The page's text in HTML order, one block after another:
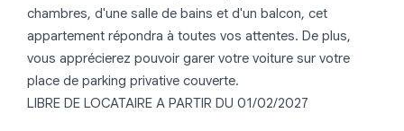
chambres, d'une salle de bains et d'un balcon, cet
appartement répondra à toutes vos attentes. De plus,
vous apprécierez pouvoir garer votre voiture sur votre
place de parking privative couverte.
LIBRE DE LOCATAIRE A PARTIR DU 01/02/2027